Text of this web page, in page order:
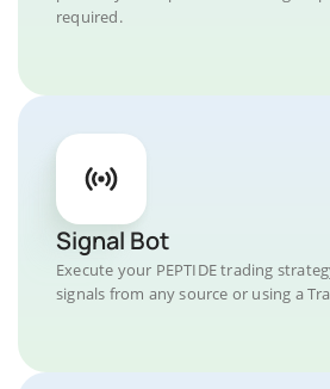
required.
Signal Bot
Execute your PEPTIDE trading
signals from any source or using a